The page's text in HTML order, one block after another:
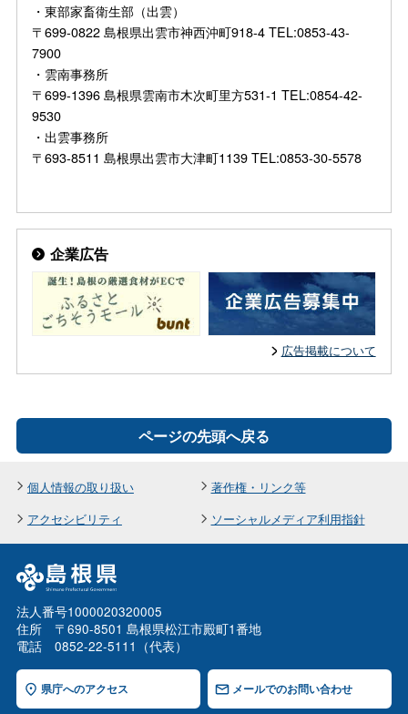
・東部家畜衛生部（出雲）
〒699-0822 島根県出雲市神西沖町918-4 TEL:0853-43-
7900
・雲南事務所
〒699-1396 島根県雲南市木次町里方531-1 TEL:0854-42-
9530
・出雲事務所
〒693-8511 島根県出雲市大津町1139 TEL:0853-30-5578
企業広告
広告掲載について
ページの先頭へ戻る
個人情報の取り扱い
著作権・リンク等
アクセシビリティ
ソーシャルメディア利用指針
法人番号1000020320005
住所 〒690-8501 島根県松江市殿町1番地
電話 0852-22-5111（代表）
県庁へのアクセス メールでのお問い合わせ